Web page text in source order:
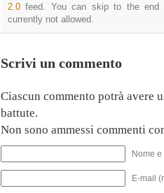
2.0 feed. You can skip to the end
currently not allowed.
Scrivi un commento
Ciascun commento potrà avere
battute.
Non sono ammessi commenti
Nome
E-mail